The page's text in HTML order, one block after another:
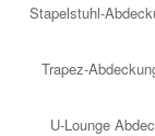
Stapelstuhl-
Trapez-
U-Lounge